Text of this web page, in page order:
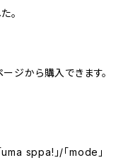
。
ジから購入できます。
sppa!」/「mode」